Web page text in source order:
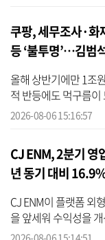
쿠팡, 세무조사·화
등 ‘불투명’…김범
올해 상반기에만 1조
적 반등에도 먹구름
와 부가가치세 등 약
2026-08-06 15:16:57
CJ ENM, 2분기
년 동기 대비
CJ ENM이 플랫폼 외
을 앞세워 수익성을
르면 CJ ENM은 2분
2026-08-06 15:14:51